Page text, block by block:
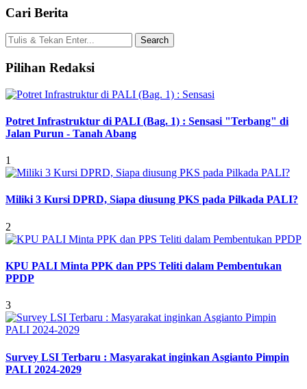
Cari Berita
Pilihan Redaksi
Potret Infrastruktur di PALI (Bag. 1) : Sensasi "Terbang" di
Jalan Purun - Tanah Abang
1
Miliki 3 Kursi DPRD, Siapa diusung PKS pada Pilkada PALI?
2
KPU PALI Minta PPK dan PPS Teliti dalam Pembentukan
PPDP
3
Survey LSI Terbaru : Masyarakat inginkan Asgianto Pimpin
PALI 2024-2029